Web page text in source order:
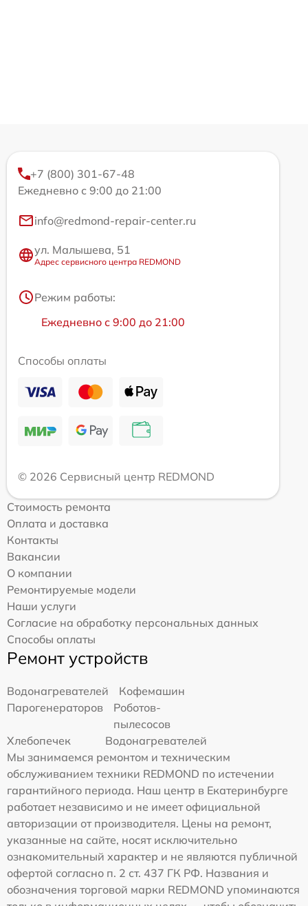
+7 (800) 301-67-48
Ежедневно с 9:00 до 21:00
info@redmond-repair-center.ru
ул. Малышева, 51
Адрес сервисного центра REDMOND
Режим работы:
Ежедневно с 9:00 до 21:00
Способы оплаты
© 2026 Сервисный центр REDMOND
Стоимость ремонта
Оплата и доставка
Контакты
Вакансии
О компании
Ремонтируемые модели
Наши услуги
Согласие на обработку персональных данных
Способы оплаты
Ремонт устройств
Водонагревателей
Кофемашин
Парогенераторов
Роботов-
пылесосов
Хлебопечек
Водонагревателей
Мы занимаемся ремонтом и техническим
обслуживанием техники REDMOND по истечении
гарантийного периода. Наш центр в Екатеринбурге
работает независимо и не имеет официальной
авторизации от производителя. Цены на ремонт,
указанные на сайте, носят исключительно
ознакомительный характер и не являются публичной
офертой согласно п. 2 ст. 437 ГК РФ. Названия и
обозначения торговой марки REDMOND упоминаются